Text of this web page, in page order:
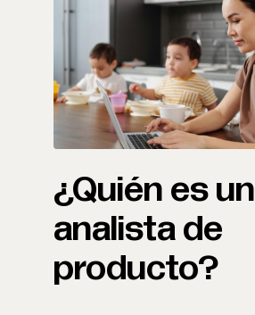
¿Quién es un
analista de
producto?